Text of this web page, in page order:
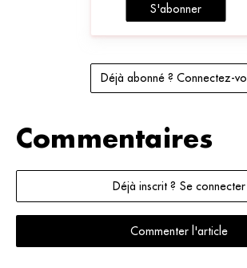
S'abonner
Déjà abonné ? Connectez-
Commentaires
Déjà inscrit ? Se connecter
Commenter l'article